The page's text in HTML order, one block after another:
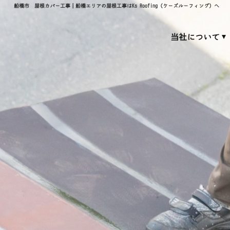
船橋市 屋根カバー工事｜船橋エリアの屋根工事はKs Roofing（ケーズルーフィング）へ
当社について